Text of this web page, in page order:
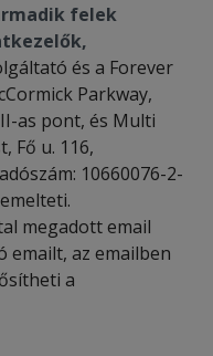
felek
és a Forever
Parkway,
as pont, és Multi
Fő u. 116,
10660076-2-
megadott email
emailt, az emailben
a